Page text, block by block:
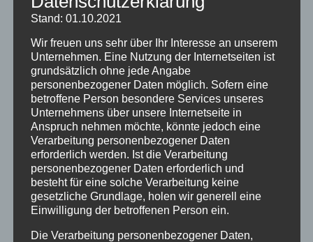
Ferienwohnung 2
Ferienwohnung 4
Ferienwohnung 5
Ferienzimmer 6
Verfügbarkeiten
Online Buchung
Blog
Kontakt
FAQs
Reise Versicherung
Impressum
Stand: 01.10.2021
Wir freuen uns sehr über Ihr Interesse an unserem
Unternehmen. Eine Nutzung der Internetseiten ist
grundsätzlich ohne jede Angabe
personenbezogener Daten möglich. Sofern eine
betroffene Person besondere Services unseres
Unternehmens über unsere Internetseite in
Anspruch nehmen möchte, könnte jedoch eine
Verarbeitung personenbezogener Daten
erforderlich werden. Ist die Verarbeitung
personenbezogener Daten erforderlich und
besteht für eine solche Verarbeitung keine
gesetzliche Grundlage, holen wir generell eine
Einwilligung der betroffenen Person ein.
Die Verarbeitung personenbezogener Daten,